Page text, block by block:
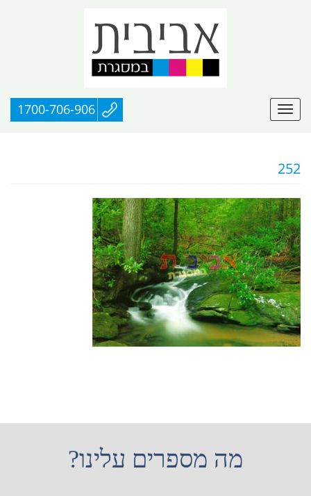
1700-706-906
252
מה מספרים עלינו?